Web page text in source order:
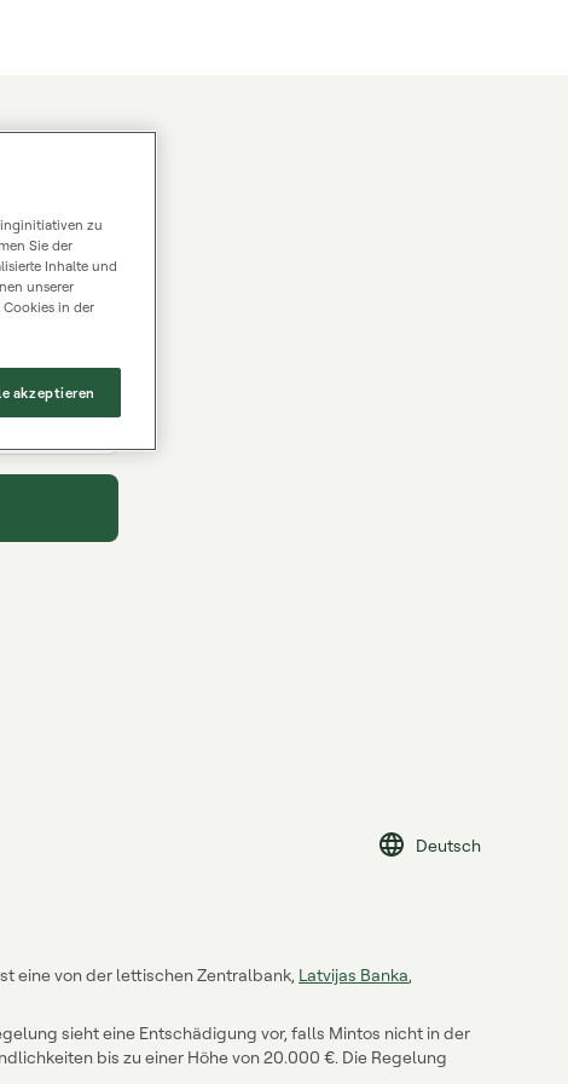
Deutsch
eine von der lettischen Zentralbank, Latvijas Banka,
sieht eine Entschädigung vor, falls Mintos nicht in der
bis zu einer Höhe von 20.000 €. Die Regelung
zu
Sie der
Inhalte und
unserer
in der
akzeptieren